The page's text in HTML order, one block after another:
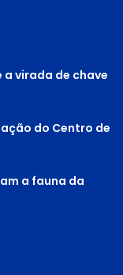
a virada de chave
do Centro de
a fauna da